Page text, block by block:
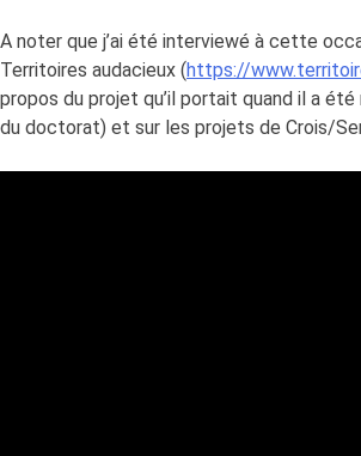
A noter que j’ai été interviewé à cette
Territoires audacieux (https://
propos du projet qu’il portait quand il a
du doctorat) et sur les projets de Crois/